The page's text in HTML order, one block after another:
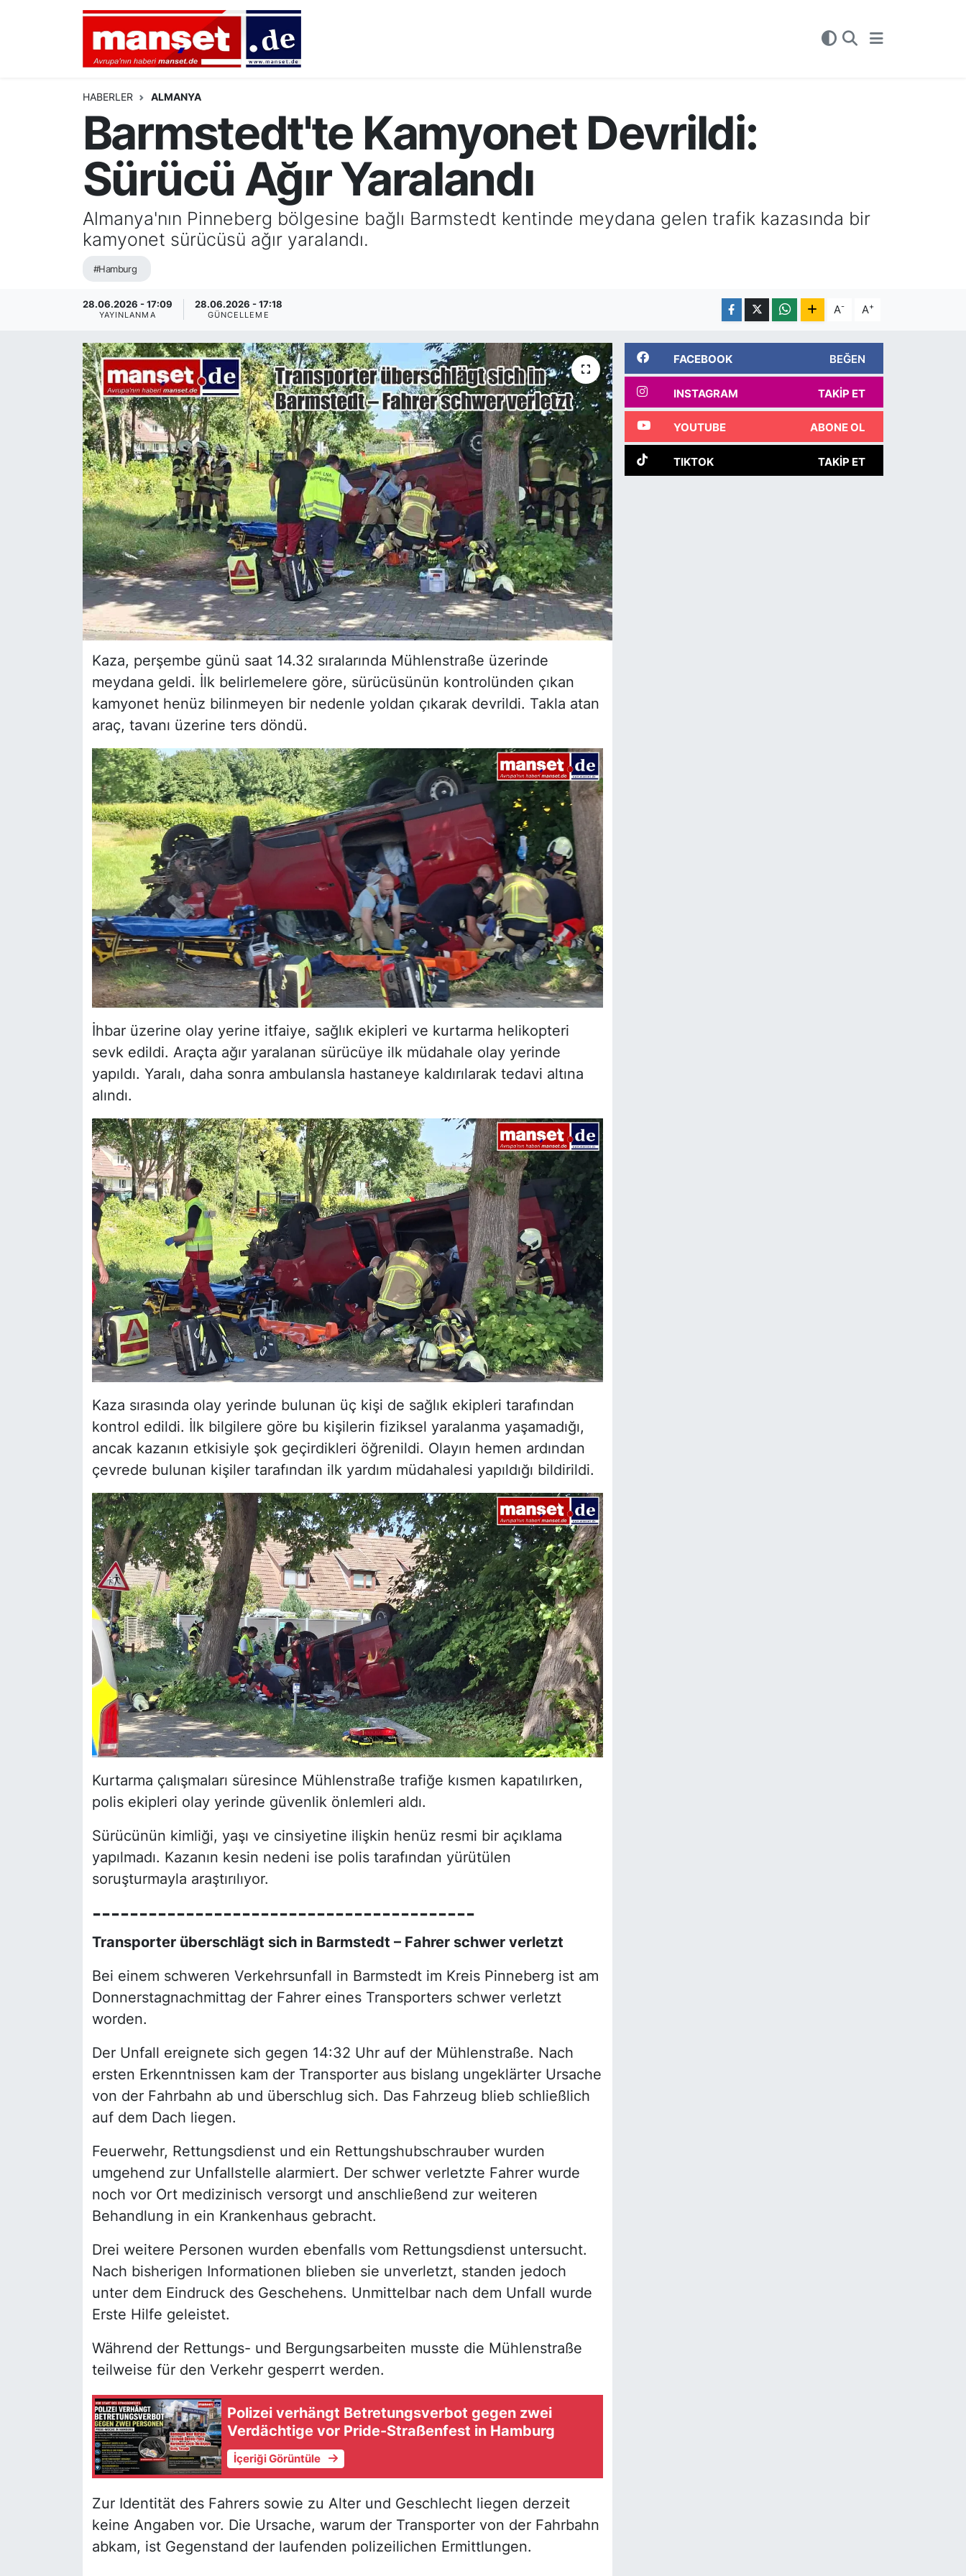
HABERLER ALMANYA
Barmstedt'te Kamyonet Devrildi:
Sürücü Ağır Yaralandı
Almanya'nın Pinneberg bölgesine bağlı Barmstedt kentinde meydana gelen trafik kazasında bir
kamyonet sürücüsü ağır yaralandı.
#Hamburg
28.06.2026 - 17:09
YAYINLANMA
28.06.2026 - 17:18
GÜNCELLEME A- A+
Kaza, perşembe günü saat 14.32 sıralarında Mühlenstraße üzerinde
meydana geldi. İlk belirlemelere göre, sürücüsünün kontrolünden çıkan
kamyonet henüz bilinmeyen bir nedenle yoldan çıkarak devrildi. Takla atan
araç, tavanı üzerine ters döndü.
İhbar üzerine olay yerine itfaiye, sağlık ekipleri ve kurtarma helikopteri
sevk edildi. Araçta ağır yaralanan sürücüye ilk müdahale olay yerinde
yapıldı. Yaralı, daha sonra ambulansla hastaneye kaldırılarak tedavi altına
alındı.
Kaza sırasında olay yerinde bulunan üç kişi de sağlık ekipleri tarafından
kontrol edildi. İlk bilgilere göre bu kişilerin fiziksel yaralanma yaşamadığı,
ancak kazanın etkisiyle şok geçirdikleri öğrenildi. Olayın hemen ardından
çevrede bulunan kişiler tarafından ilk yardım müdahalesi yapıldığı bildirildi.
Kurtarma çalışmaları süresince Mühlenstraße trafiğe kısmen kapatılırken,
polis ekipleri olay yerinde güvenlik önlemleri aldı.
Sürücünün kimliği, yaşı ve cinsiyetine ilişkin henüz resmi bir açıklama
yapılmadı. Kazanın kesin nedeni ise polis tarafından yürütülen
soruşturmayla araştırılıyor.
-----------------------------------------
Transporter überschlägt sich in Barmstedt – Fahrer schwer verletzt
Bei einem schweren Verkehrsunfall in Barmstedt im Kreis Pinneberg ist am
Donnerstagnachmittag der Fahrer eines Transporters schwer verletzt
worden.
Der Unfall ereignete sich gegen 14:32 Uhr auf der Mühlenstraße. Nach
ersten Erkenntnissen kam der Transporter aus bislang ungeklärter Ursache
von der Fahrbahn ab und überschlug sich. Das Fahrzeug blieb schließlich
auf dem Dach liegen.
Feuerwehr, Rettungsdienst und ein Rettungshubschrauber wurden
umgehend zur Unfallstelle alarmiert. Der schwer verletzte Fahrer wurde
noch vor Ort medizinisch versorgt und anschließend zur weiteren
Behandlung in ein Krankenhaus gebracht.
Drei weitere Personen wurden ebenfalls vom Rettungsdienst untersucht.
Nach bisherigen Informationen blieben sie unverletzt, standen jedoch
unter dem Eindruck des Geschehens. Unmittelbar nach dem Unfall wurde
Erste Hilfe geleistet.
Während der Rettungs- und Bergungsarbeiten musste die Mühlenstraße
teilweise für den Verkehr gesperrt werden.
Polizei verhängt Betretungsverbot gegen zwei
Verdächtige vor Pride-Straßenfest in Hamburg
İçeriği Görüntüle
Zur Identität des Fahrers sowie zu Alter und Geschlecht liegen derzeit
keine Angaben vor. Die Ursache, warum der Transporter von der Fahrbahn
abkam, ist Gegenstand der laufenden polizeilichen Ermittlungen.
FACEBOOK BEĞEN
INSTAGRAM TAKIP ET
YOUTUBE ABONE OL
TIKTOK TAKIP ET
AVRUPA
ALMANYA
TÜRKİYE
DEUTSCH
EKONOMİ
SİYASET
SAĞLIK
Nöbetçi Eczaneler
Hava Durumu
Namaz Vakitleri
Trafik Durumu
Tüm Manşetler
Son Dakika Haberleri
Haber Arşivi